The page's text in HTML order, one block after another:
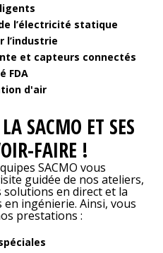
l’électricité statique
l’industrie
et capteurs connectés
FDA
d'air
SACMO ET SES
FAIRE !
SACMO vous
guidée de nos ateliers,
en direct et la
ingénierie. Ainsi, vous
prestations :